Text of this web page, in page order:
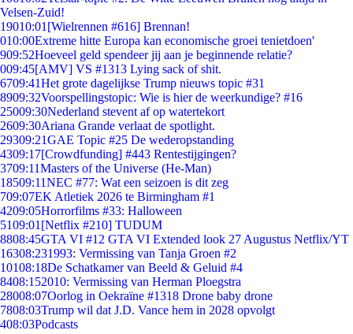
Velsen-Zuid!
19010:01 [Wielrennen #616] Brennan!
010:00Extreme hitte Europa kan economische groei tenietdoen'
909:52Hoeveel geld spendeer jij aan je beginnende relatie?
009:45[AMV] VS #1313 Lying sack of shit.
6709:41Het grote dagelijkse Trump nieuws topic #31
8909:32Voorspellingstopic: Wie is hier de weerkundige? #16
25009:30Nederland stevent af op watertekort
2609:30Ariana Grande verlaat de spotlight.
29309:21GAE Topic #25 De wederopstanding
4309:17[Crowdfunding] #443 Rentestijgingen?
3709:11Masters of the Universe (He-Man)
18509:11NEC #77: Wat een seizoen is dit zeg
709:07EK Atletiek 2026 te Birmingham #1
4209:05Horrorfilms #33: Halloween
5109:01 [Netflix #210] TUDUM
8808:45GTA VI #12 GTA VI Extended look 27 Augustus Netflix/YT
16308:231993: Vermissing van Tanja Groen #2
10108:18De Schatkamer van Beeld & Geluid #4
8408:152010: Vermissing van Herman Ploegstra
28008:07Oorlog in Oekraïne #1318 Drone baby drone
7808:03Trump wil dat J.D. Vance hem in 2028 opvolgt
408:03Podcasts